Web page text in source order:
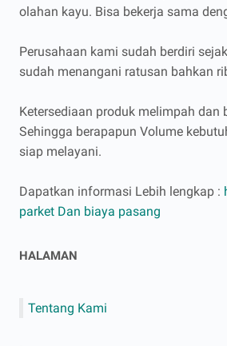
olahan kayu. Bisa bekerja sama
Perusahaan kami sudah berdiri
sudah menangani ratusan bahkan
Ketersediaan produk melimpah dan
Sehingga berapapun Volume
siap melayani.
Dapatkan informasi Lebih lengkap :
parket Dan biaya pasang
HALAMAN
Tentang Kami